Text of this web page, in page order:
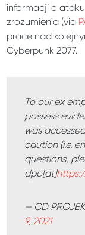
informacji o
zrozumienia (via
prace nad
Cyberpunk 2077.
To our ex
possess
was
caution (i.e.
questions,
dpo[at]
— CD
9, 2021